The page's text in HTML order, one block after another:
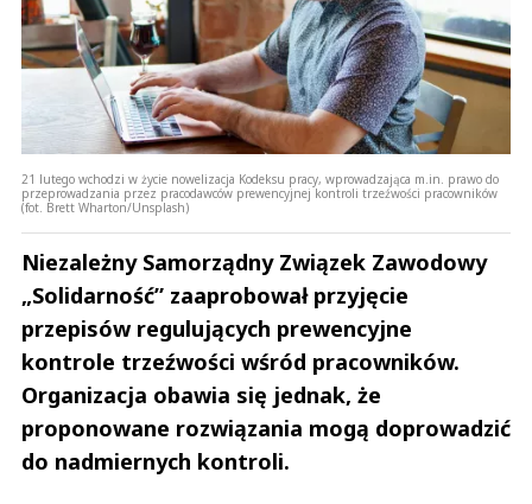
21 lutego wchodzi w życie nowelizacja Kodeksu pracy, wprowadzająca m.in. prawo do
przeprowadzania przez pracodawców prewencyjnej kontroli trzeźwości pracowników
(fot. Brett Wharton/Unsplash)
Niezależny Samorządny Związek Zawodowy
„Solidarność” zaaprobował przyjęcie
przepisów regulujących prewencyjne
kontrole trzeźwości wśród pracowników.
Organizacja obawia się jednak, że
proponowane rozwiązania mogą doprowadzić
do nadmiernych kontroli.